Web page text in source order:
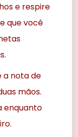
e respire
que você
a nota de
mãos.
enquanto